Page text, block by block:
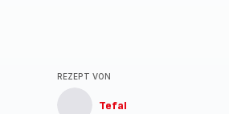
REZEPT VON
Tefal